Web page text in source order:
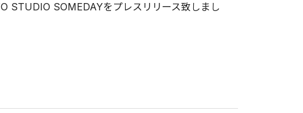
STUDIO SOMEDAYをプレスリリース致しまし